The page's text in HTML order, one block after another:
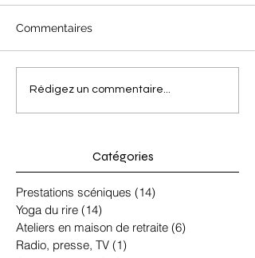
Commentaires
Rédigez un commentaire...
Catégories
Prestations scéniques (14)
Yoga du rire (14)
Ateliers en maison de retraite (6)
Radio, presse, TV (1)